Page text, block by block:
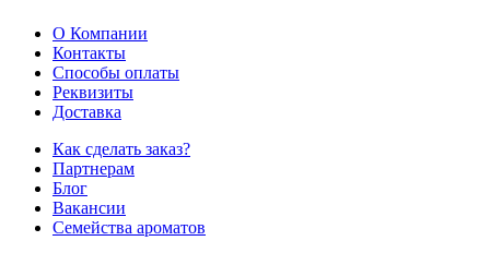
О Компании
Контакты
Способы оплаты
Реквизиты
Доставка
Как сделать заказ?
Партнерам
Блог
Вакансии
Семейства ароматов